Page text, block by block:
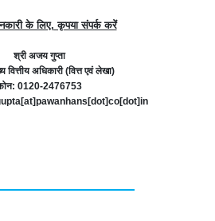
के लिए, कृपया संपर्क करें
श्री अजय गुप्ता
अधिकारी (वित्त एवं लेखा)
0120-2476753